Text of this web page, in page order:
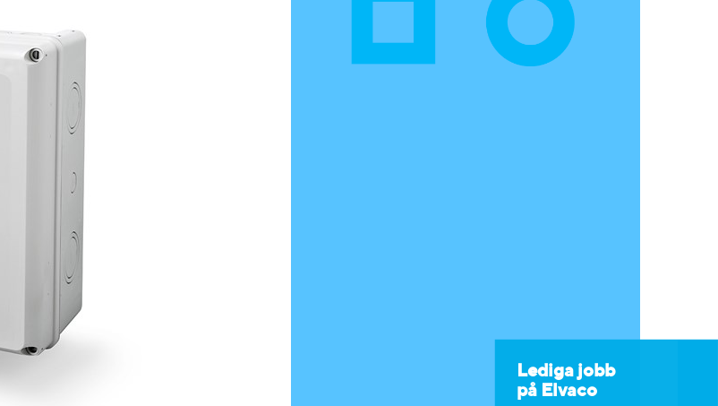
Lediga jobb
på Elvaco